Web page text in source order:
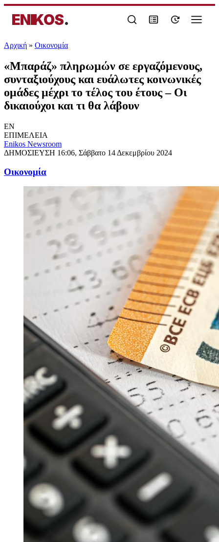
ENIKOS.
Αρχική » Oικονομία
«Μπαράζ» πληρωμών σε εργαζόμενους,
συνταξιούχους και ευάλωτες κοινωνικές
ομάδες μέχρι το τέλος του έτους – Οι
δικαιούχοι και τι θα λάβουν
EN
ΕΠΙΜΕΛΕΙΑ
Enikos Newsroom
ΔΗΜΟΣΙΕΥΣΗ 16:06, Σάββατο 14 Δεκεμβρίου 2024
Oικονομία